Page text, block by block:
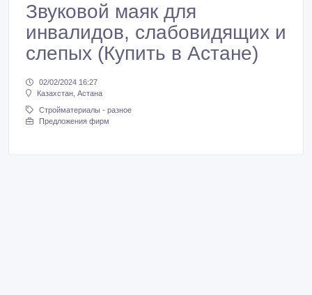
Звуковой маяк для
инвалидов, слабовидящих и
слепых (Купить в Астане)
02/02/2024 16:27
Казахстан, Астана
Стройматериалы - разное
Предложения фирм